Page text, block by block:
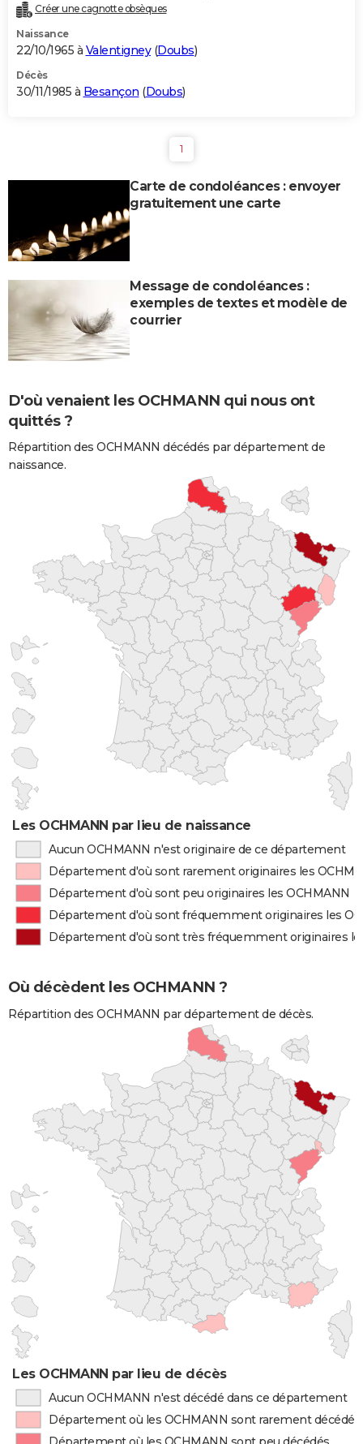
Créer une cagnotte obsèques
Naissance
22/10/1965 à Valentigney(Doubs)
Décès
30/11/1985 à Besançon (Doubs)
1
Carte de condoléances : envoyer
gratuitement une carte
Message de condoléances :
exemples de textes et modèle de
courrier
D'où venaient les OCHMANN qui nous ont
quittés ?
Répartition des OCHMANN décédés par département de
naissance.
Les OCHMANN par lieu de naissance
Aucun OCHMANN n'est originaire de ce département
Département d'où sont rarement originaires les
Département d'où sont peu originaires les OCHMANN
Département d'où sont fréquemment originaires les
Département d'où sont très fréquemment originaires
Où décèdent les OCHMANN ?
Répartition des OCHMANN par département de décès.
Les OCHMANN par lieu de décès
Aucun OCHMANN n'est décédé dans ce département
Département où les OCHMANN sont rarement décédés